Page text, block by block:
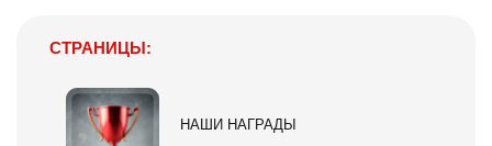
СТРАНИЦЫ:
НАШИ НАГРАДЫ